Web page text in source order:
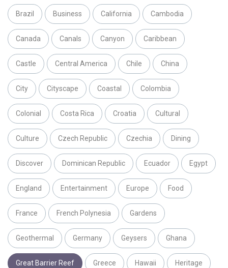
Brazil Business California Cambodia
Canada Canals Canyon Caribbean
Castle Central America Chile China
City Cityscape Coastal Colombia
Colonial Costa Rica Croatia Cultural
Culture Czech Republic Czechia Dining
Discover Dominican Republic Ecuador Egypt
England Entertainment Europe Food
France French Polynesia Gardens
Geothermal Germany Geysers Ghana
Great Barrier Reef Greece Hawaii Heritage